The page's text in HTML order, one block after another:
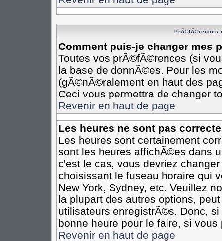
PrÃ©fÃ©rences
Comment puis-je changer mes
Toutes vos prÃ©fÃ©rences (si
la base de donnÃ©es. Pour les
(gÃ©nÃ©ralement en haut des
Ceci vous permettra de changer
Revenir en haut de page
Les heures ne sont pas
Les heures sont certainement
sont les heures affichÃ©es dans
c'est le cas, vous devriez
choisissant le fuseau horaire qui
New York, Sydney, etc. Veuillez
la plupart des autres options,
utilisateurs enregistrÃ©s. Donc,
bonne heure pour le faire, si
Revenir en haut de page